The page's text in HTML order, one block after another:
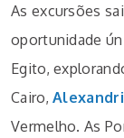
As excursões
oportunidade
Egito,
Cairo,
Vermelho. As